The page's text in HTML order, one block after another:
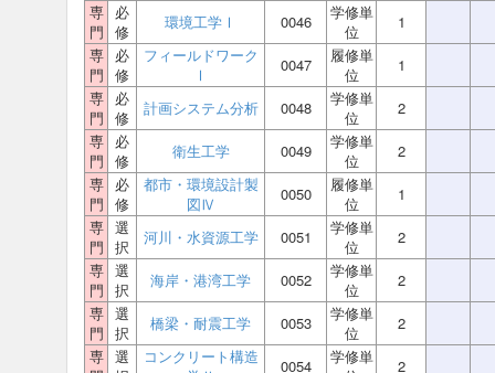
専
門
必
修
環境工学Ⅰ 0046
学修単
位
1
専
門
必
修
フィールドワーク
Ⅰ
0047
履修単
位
1
専
門
必
修
計画システム分析 0048
学修単
位
2
専
門
必
修
衛生工学 0049
学修単
位
2
専
門
必
修
都市・環境設計製
図Ⅳ
0050
履修単
位
1
専
門
選
択
河川・水資源工学 0051
学修単
位
2
専
門
選
択
海岸・港湾工学 0052
学修単
位
2
専
門
選
択
橋梁・耐震工学 0053
学修単
位
2
専 選
コンクリート構造
0054
学修単
2